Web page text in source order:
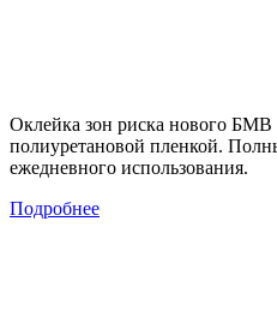
Оклейка зон риска нового БМВ
полиуретановой пленкой.
ежедневного использования.
Подробнее